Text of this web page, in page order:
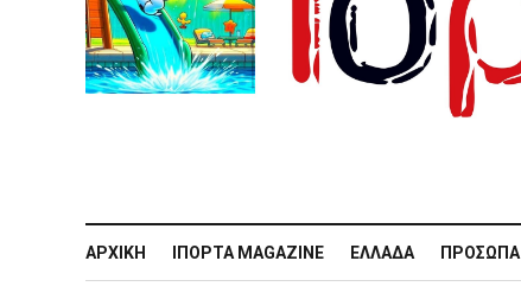
ΑΡΧΙΚΉ IΠΌΡΤΑ MAGAZINE ΕΛΛΆΔΑ ΠΡΌΣΩΠΑ